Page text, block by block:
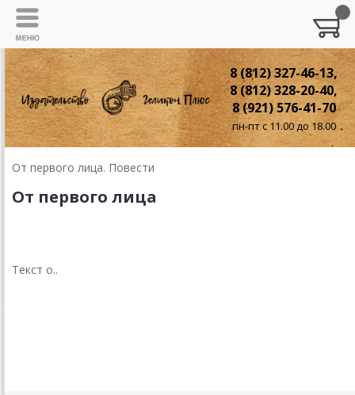
8 (812) 327-46-13,
8 (812) 328-20-40,
8 (921) 576-41-70
пн-пт с 11.00 до 18.00
От первого лица. Повести
От первого лица
Текст о..